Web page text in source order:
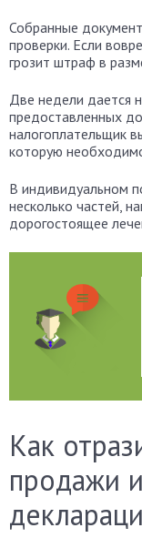
Собранные
проверки. Если
грозит штраф в
Две недели дается
предоставленных
налогоплательщик
которую
В индивидуальном
несколько частей,
дорогостоящее
Как
продажи